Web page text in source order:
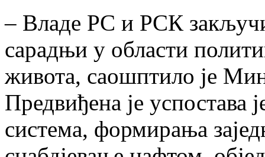
– Владе РС и РСК
сарадњи у области
живота, саошптило је
Предвиђена је успостава
система, формирања